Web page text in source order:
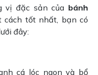
vị đặc sản của bánh
cách tốt nhất, bạn có
đây:
cá lóc ngon và bổ